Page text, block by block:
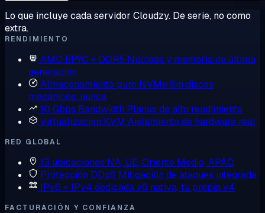
Lo que incluye cada servidor Cloudzy. De serie, no como
extra.
RENDIMIENTO
AMD EPYC + DDR5 Núcleos y memoria de última
generación
Almacenamiento puro NVMeSin discos
mecánicos, nunca
10 Gbps Bandwidth Planes de alto rendimiento
Virtualización KVM Aislamiento de hardware real
RED GLOBAL
13 ubicaciones NA, UE, Oriente Medio, APAC
Protección DDoS Mitigación de ataques integrada
IPv6 + IPv4 dedicadav6 nativa, tu propia v4
FACTURACIÓN Y CONFIANZA